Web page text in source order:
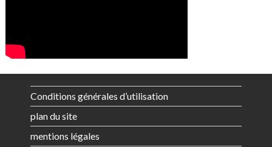
Conditions générales d’utilisation
plan du site
mentions légales